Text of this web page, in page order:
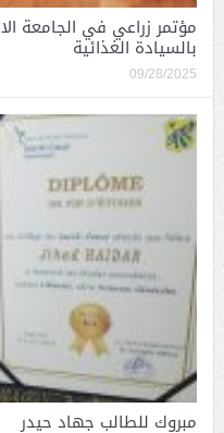
مؤتمر زراعي في الجامعة
بالسيادة الغذائية
09/28/2025
مبروك للطالب جهاد حيدر